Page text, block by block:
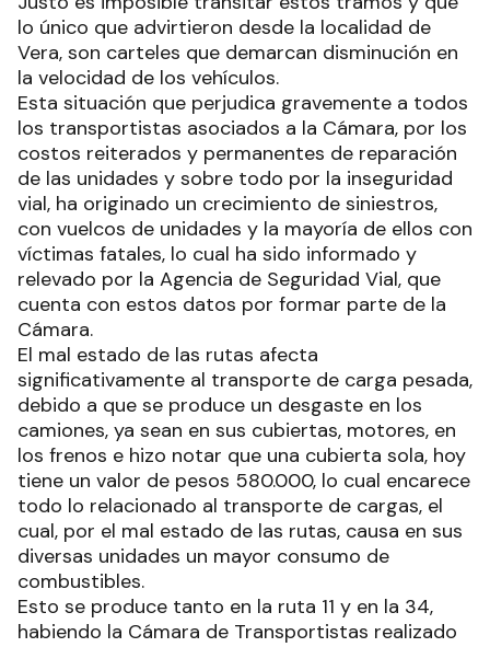
lo único que advirtieron desde la localidad de
Vera, son carteles que demarcan disminución en
la velocidad de los vehículos.
Esta situación que perjudica gravemente a todos
los transportistas asociados a la Cámara, por los
costos reiterados y permanentes de reparación
de las unidades y sobre todo por la inseguridad
vial, ha originado un crecimiento de siniestros,
con vuelcos de unidades y la mayoría de ellos con
víctimas fatales, lo cual ha sido informado y
relevado por la Agencia de Seguridad Vial, que
cuenta con estos datos por formar parte de la
Cámara.
El mal estado de las rutas afecta
significativamente al transporte de carga pesada,
debido a que se produce un desgaste en los
camiones, ya sean en sus cubiertas, motores, en
los frenos e hizo notar que una cubierta sola, hoy
tiene un valor de pesos 580.000, lo cual encarece
todo lo relacionado al transporte de cargas, el
cual, por el mal estado de las rutas, causa en sus
diversas unidades un mayor consumo de
combustibles.
Esto se produce tanto en la ruta 11 y en la 34,
habiendo la Cámara de Transportistas realizado